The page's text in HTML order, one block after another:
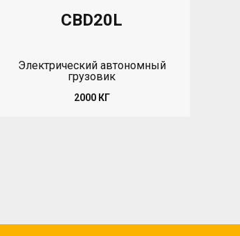
CBD20L
Электрический автономный
грузовик
2000 КГ